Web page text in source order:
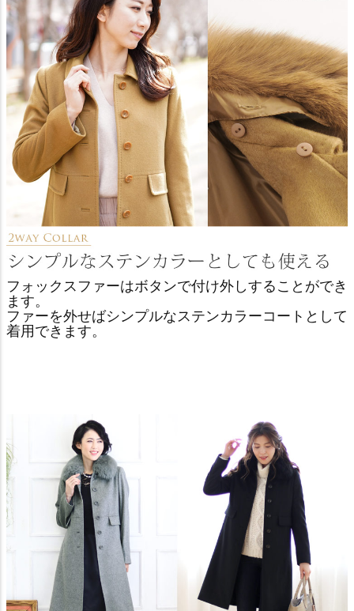
フォックスファーはボタンで付け外しすることができ
ます。
ファーを外せばシンプルなステンカラーコートとして
着用できます。